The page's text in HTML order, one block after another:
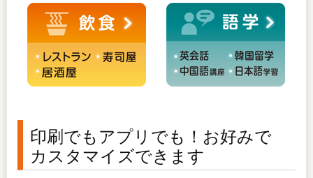
印刷でもアプリでも！お好みで
カスタマイズできます